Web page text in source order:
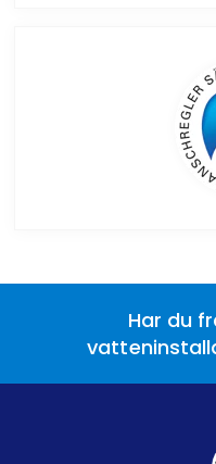
Har du